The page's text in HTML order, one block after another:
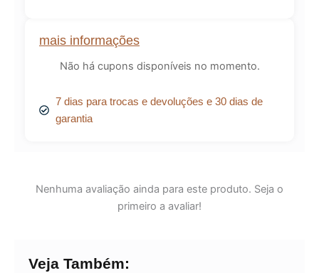
mais informações
Não há cupons disponíveis no momento.
7 dias para trocas e devoluções e 30 dias de
garantia
Nenhuma avaliação ainda para este produto. Seja o
primeiro a avaliar!
Veja Também: